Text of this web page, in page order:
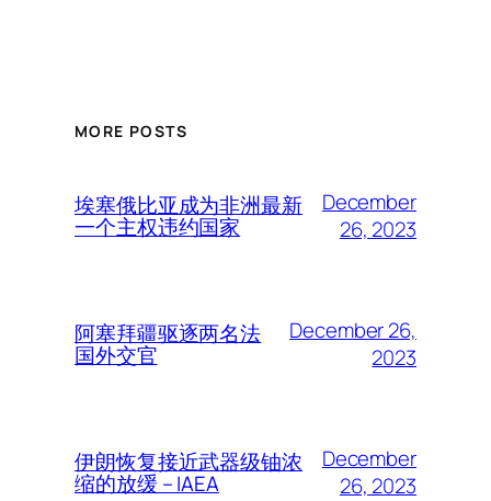
MORE POSTS
埃塞俄比亚成为非洲最新
一个主权违约国家
December
26, 2023
阿塞拜疆驱逐两名法
国外交官
December 26,
2023
伊朗恢复接近武器级铀浓
缩的放缓 – IAEA
December
26, 2023